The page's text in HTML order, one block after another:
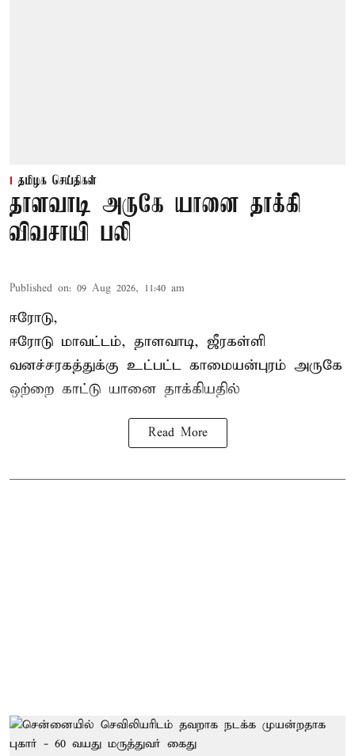
தமிழக செய்திகள்
தாளவாடி அருகே யானை தாக்கி
விவசாயி பலி
Published on: 09 Aug 2026, 11:40 am
ஈரோடு,
ஈரோடு மாவட்டம், தாளவாடி, ஜீரகள்ளி
வனச்சரகத்துக்கு உட்பட்ட காமையன்புரம் அருகே
ஒற்றை காட்டு யானை தாக்கியதில்
Read More